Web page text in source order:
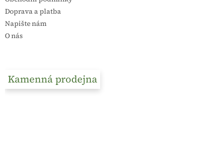
Doprava a platba
Napište nám
O nás
Kamenná prodejna